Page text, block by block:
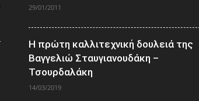
29/01/2011
Η πρώτη καλλιτεχνική δουλειά της
Βαγγελιώ Σταυγιανουδάκη –
Τσουρδαλάκη
14/03/2019